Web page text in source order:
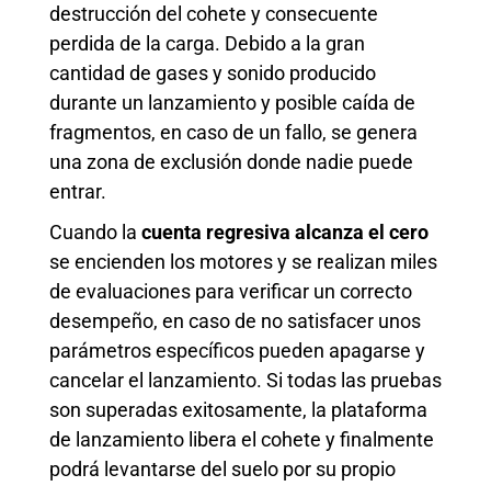
destrucción del cohete y consecuente
perdida de la carga. Debido a la gran
cantidad de gases y sonido producido
durante un lanzamiento y posible caída de
fragmentos, en caso de un fallo, se genera
una zona de exclusión donde nadie puede
entrar.
Cuando la cuenta regresiva alcanza el cero
se encienden los motores y se realizan miles
de evaluaciones para verificar un correcto
desempeño, en caso de no satisfacer unos
parámetros específicos pueden apagarse y
cancelar el lanzamiento. Si todas las pruebas
son superadas exitosamente, la plataforma
de lanzamiento libera el cohete y finalmente
podrá levantarse del suelo por su propio